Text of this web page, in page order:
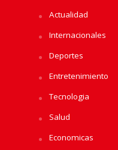
Actualidad
Internacionales
Deportes
Entretenimiento
Tecnologia
Salud
Economicas